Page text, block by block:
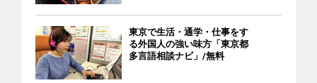
東京で生活・通学・仕事をす
る外国人の強い味方「東京都
多言語相談ナビ」/無料